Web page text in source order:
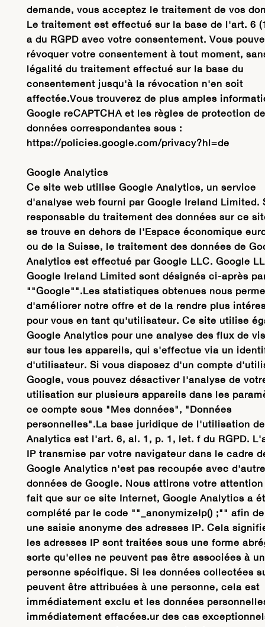
demande, vous acceptez le traitement de vos
Le traitement est effectué sur la base de l'art. 6
a du RGPD avec votre consentement. Vous
révoquer votre consentement à tout moment,
légalité du traitement effectué sur la base du
consentement jusqu'à la révocation n'en soit
affectée.Vous trouverez de plus amples
Google reCAPTCHA et les règles de protection
données correspondantes sous :
https://policies.google.com/privacy?hl=de
Google Analytics
Ce site web utilise Google Analytics, un service
d'analyse web fourni par Google Ireland Limited.
responsable du traitement des données sur ce
se trouve en dehors de l'Espace économique
ou de la Suisse, le traitement des données de
Analytics est effectué par Google LLC. Google
Google Ireland Limited sont désignés ci-après
""Google"".Les statistiques obtenues nous
d'améliorer notre offre et de la rendre plus
pour vous en tant qu'utilisateur. Ce site utilise
Google Analytics pour une analyse des flux de
sur tous les appareils, qui s'effectue via un
d'utilisateur. Si vous disposez d'un compte
Google, vous pouvez désactiver l'analyse de
utilisation sur plusieurs appareils dans les
ce compte sous "Mes données", "Données
personnelles".La base juridique de l'utilisation
Analytics est l'art. 6, al. 1, p. 1, let. f du RGPD.
IP transmise par votre navigateur dans le cadre
Google Analytics n'est pas recoupée avec
données de Google. Nous attirons votre
fait que sur ce site Internet, Google Analytics a
complété par le code ""_anonymizeIp() ;"" afin
une saisie anonyme des adresses IP. Cela
les adresses IP sont traitées sous une forme
sorte qu'elles ne peuvent pas être associées à
personne spécifique. Si les données collectées
peuvent être attribuées à une personne, cela est
immédiatement exclu et les données
immédiatement effacées.ur des cas